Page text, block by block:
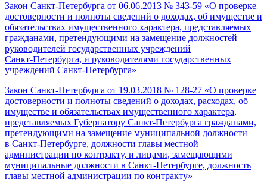
Закон Санкт‑Петербурга от 06.06.2013 № 343-59 «О проверке
достоверности и полноты сведений о доходах, об имуществе и
обязательствах имущественного характера, представляемых
гражданами, претендующими на замещение должностей
руководителей государственных учреждений
Санкт‑Петербурга, и руководителями государственных
учреждений Санкт‑Петербурга»
Закон Санкт‑Петербурга от 19.03.2018 № 128-27 «О проверке
достоверности и полноты сведений о доходах, расходах, об
имуществе и обязательствах имущественного характера,
представляемых Губернатору Санкт‑Петербурга гражданами,
претендующими на замещение муниципальной должности
в Санкт‑Петербурге, должности главы местной
администрации по контракту, и лицами, замещающими
муниципальные должности в Санкт‑Петербурге, должность
главы местной администрации по контракту»